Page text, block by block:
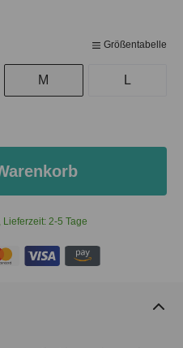
2-5 Tage
Größentabelle
M L